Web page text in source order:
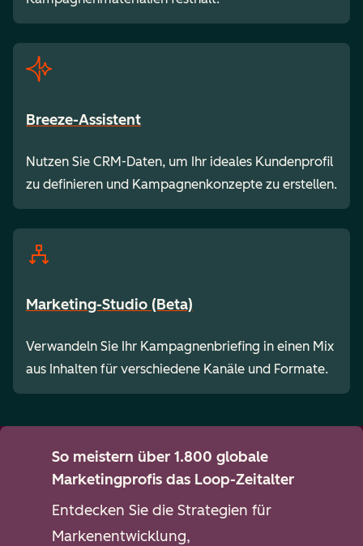
Breeze-Assistent
Nutzen Sie CRM-Daten, um Ihr ideales Kundenprofil
zu definieren und Kampagnenkonzepte zu erstellen.
Marketing-Studio (Beta)
Verwandeln Sie Ihr Kampagnenbriefing in einen Mix
aus Inhalten für verschiedene Kanäle und Formate.
So meistern über 1.800 globale
Marketingprofis das Loop-Zeitalter
Entdecken Sie die Strategien für
Markenentwicklung,